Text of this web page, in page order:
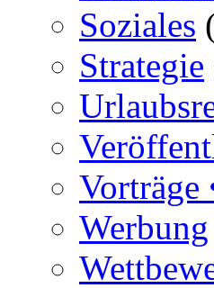
Soziales
Strategie
Vorträge
Werbung